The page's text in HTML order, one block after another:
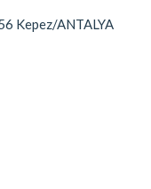
Kepez/ANTALYA